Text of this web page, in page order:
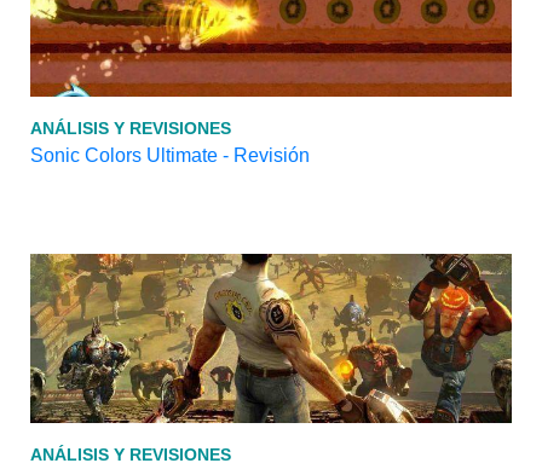
ANÁLISIS Y REVISIONES
Sonic Colors Ultimate - Revisión
ANÁLISIS Y REVISIONES